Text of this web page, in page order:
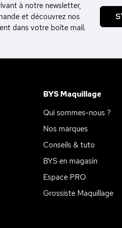
à notre newsletter,
et découvrez nos
dans votre boîte mail.
BYS Maquillage
Qui sommes-nous ?
Nos marques
Conseils & tuto
BYS en magasin
Espace PRO
Grossiste Maquillage
confidentialité, en garantissant